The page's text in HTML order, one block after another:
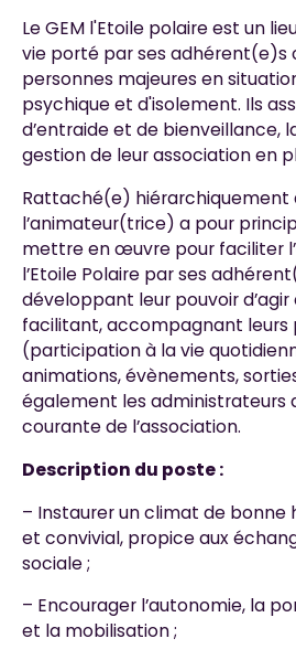
Le GEM l'Etoile polaire est un
vie porté par ses adhérent(e)s
personnes majeures en
psychique et d'isolement. Ils
d’entraide et de bienveillance,
gestion de leur association en
Rattaché(e) hiérarchiquement
l’animateur(trice) a pour
mettre en œuvre pour faciliter
l’Etoile Polaire par ses
développant leur pouvoir
facilitant, accompagnant leurs
(participation à la vie
animations, évènements,
également les administrateurs
courante de l’association.
Description du poste :
– Instaurer un climat de bonne
et convivial, propice aux
sociale ;
– Encourager l’autonomie, la
et la mobilisation ;